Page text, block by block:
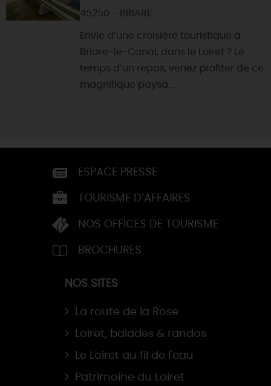
45250 - BRIARE
Envie d’une croisière touristique à
Briare-le-Canal, dans le Loiret ? Le
temps d’un repas, venez profiter de ce
magnifique paysa...
ESPACE PRESSE
TOURISME D’AFFAIRES
NOS OFFICES DE TOURISME
BROCHURES
NOS SITES
La route de la Rose
Loiret, balades & randos
Le Loiret au fil de l'eau
Patrimoine du Loiret